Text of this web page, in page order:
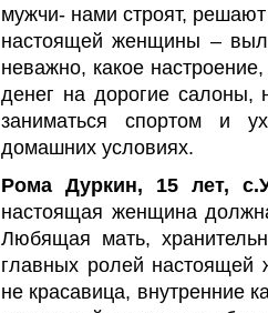
мужчи- нами строят,
настоящей женщины –
неважно, какое
денег на дорогие салоны,
заниматься спортом и
домашних условиях.
Рома Дуркин, 15 лет,
настоящая женщина
Любящая мать,
главных ролей
не красавица, внутренние